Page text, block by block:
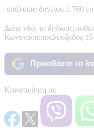
-υπόλοιπο δανείου 1.760
Δείτε εδώ τη δήλωση
Κωνσταντοπούλουξοδος
Προσθέστε το
Κοινοποίηση σε